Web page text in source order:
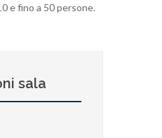
e fino a 50 persone.
sala